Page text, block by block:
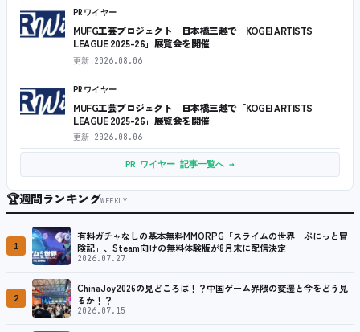
PRワイヤー
MUFG工芸プロジェクト 日本橋三越で「KOGEI ARTISTS
LEAGUE 2025-26」展覧会を開催
更新 2026.08.06
PRワイヤー
MUFG工芸プロジェクト 日本橋三越で「KOGEI ARTISTS
LEAGUE 2025-26」展覧会を開催
更新 2026.08.06
PR ワイヤー 記事一覧へ →
🏆週間ランキングWEEKLY
1
有料ガチャなしの基本無料MMORPG「スライムの世界 ぷにっと冒
険記」、Steam向けの無料体験版が8月末に配信決定
2026.07.27
2
ChinaJoy2026の見どころは！？中国ゲーム界隈の変遷と今をどう見
るか！？
2026.07.15